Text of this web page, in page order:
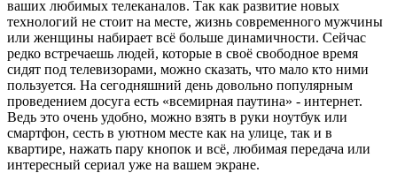
ваших любимых телеканалов. Так как развитие новых
технологий не стоит на месте, жизнь современного мужчины
или женщины набирает всё больше динамичности. Сейчас
редко встречаешь людей, которые в своё свободное время
сидят под телевизорами, можно сказать, что мало кто ними
пользуется. На сегодняшний день довольно популярным
проведением досуга есть «всемирная паутина» - интернет.
Ведь это очень удобно, можно взять в руки ноутбук или
смартфон, сесть в уютном месте как на улице, так и в
квартире, нажать пару кнопок и всё, любимая передача или
интересный сериал уже на вашем экране.